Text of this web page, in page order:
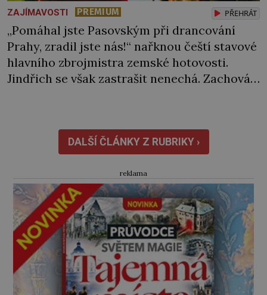
ZAJÍMAVOSTI PREMIUM PŘEHRÁT
„Pomáhal jste Pasovským při drancování
Prahy, zradil jste nás!“ nařknou čeští stavové
hlavního zbrojmistra zemské hotovosti.
Jindřich se však zastrašit nenechá. Zachová
stačily! Škola pro něj není. Jindřich Michal
Hýzrle z Chodů (1575–1665) se v ní nudí. 10letý
chlapec chce procestovat […]
DALŠÍ ČLÁNKY Z RUBRIKY ›
reklama